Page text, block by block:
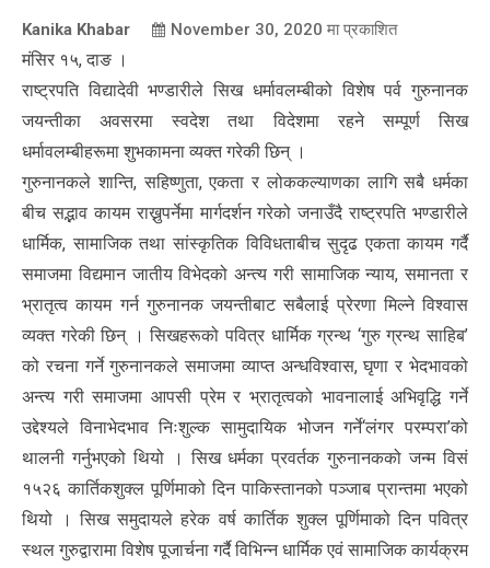
Kanika Khabar November 30, 2020 मा प्रकाशित
मंसिर १५, दाङ ।
राष्ट्रपति विद्यादेवी भण्डारीले सिख धर्मावलम्बीको विशेष पर्व गुरुनानक
जयन्तीका अवसरमा स्वदेश तथा विदेशमा रहने सम्पूर्ण सिख
धर्मावलम्बीहरूमा शुभकामना व्यक्त गरेकी छिन् ।
गुरुनानकले शान्ति, सहिष्णुता, एकता र लोककल्याणका लागि सबै धर्मका
बीच सद्भाव कायम राख्नुपर्नेमा मार्गदर्शन गरेको जनाउँदै राष्ट्रपति भण्डारीले
धार्मिक, सामाजिक तथा सांस्कृतिक विविधताबीच सुदृढ एकता कायम गर्दै
समाजमा विद्यमान जातीय विभेदको अन्त्य गरी सामाजिक न्याय, समानता र
भ्रातृत्व कायम गर्न गुरुनानक जयन्तीबाट सबैलाई प्रेरणा मिल्ने विश्वास
व्यक्त गरेकी छिन् । सिखहरूको पवित्र धार्मिक ग्रन्थ ‘गुरु ग्रन्थ साहिब’
को रचना गर्ने गुरुनानकले समाजमा व्याप्त अन्धविश्वास, घृणा र भेदभावको
अन्त्य गरी समाजमा आपसी प्रेम र भ्रातृत्वको भावनालाई अभिवृद्धि गर्ने
उद्देश्यले विनाभेदभाव निःशुल्क सामुदायिक भोजन गर्ने‘लंगर परम्परा’को
थालनी गर्नुभएको थियो । सिख धर्मका प्रवर्तक गुरुनानकको जन्म विसं
१५२६ कार्तिकशुक्ल पूर्णिमाको दिन पाकिस्तानको पञ्जाब प्रान्तमा भएको
थियो । सिख समुदायले हरेक वर्ष कार्तिक शुक्ल पूर्णिमाको दिन पवित्र
स्थल गुरुद्वारामा विशेष पूजार्चना गर्दै विभिन्न धार्मिक एवं सामाजिक कार्यक्रम